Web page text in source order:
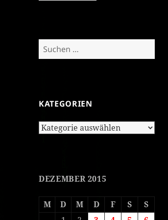
Suchen
nach:
KATEGORIEN
Kategorien
DEZEMBER 2015
M D M D F S
S